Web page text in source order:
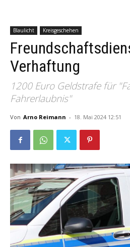
Blaulicht Kreisgeschehen
Verhaftung
1200 Euro Geldstrafe für
Fahrerlaubnis"
Von Arno Reimann - 18. Mai 2024 12:51